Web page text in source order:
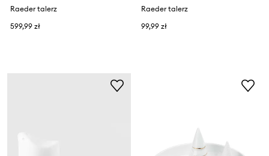
Raeder talerz
599,99 zł
Raeder talerz
99,99 zł